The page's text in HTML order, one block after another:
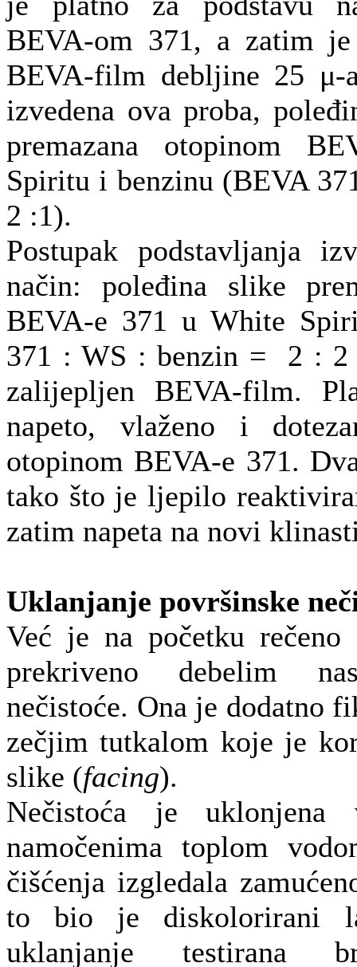
BEVA-om 371, a zatim
BEVA-film debljine 25
izvedena ova proba,
premazana otopinom
Spiritu i benzinu (BEVA
2 :1).
Postupak podstavljanja
način: poleđina slike
BEVA-e 371 u White
371 : WS : benzin = 2 :
zalijepljen BEVA-film.
napeto, vlaženo i
otopinom BEVA-e 371.
tako što je ljepilo
zatim napeta na novi
Uklanjanje površinske
Već je na početku
prekriveno debelim
nečistoće. Ona je dodatno
zečjim tutkalom koje je
slike (facing).
Nečistoća je uklonjena
namočenima toplom
čišćenja izgledala
to bio je diskolorirani
uklanjanje testirana